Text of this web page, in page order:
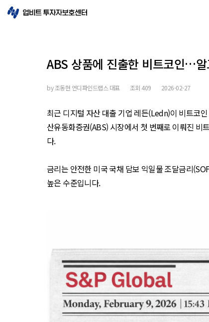
ABS 상품에 진출한 비트코인…알
by조동현 언디파인드랩스 대표 조회 409 2026-02-27
최근 디지털 자산 대출 기업 레든(Ledn)이 비트코
산유동화증권(ABS) 시장에서 첫 번째로 이뤄진
다.
금리는 안전한 미국 국채 담보 익일물 조달금리
높은 수준입니다.